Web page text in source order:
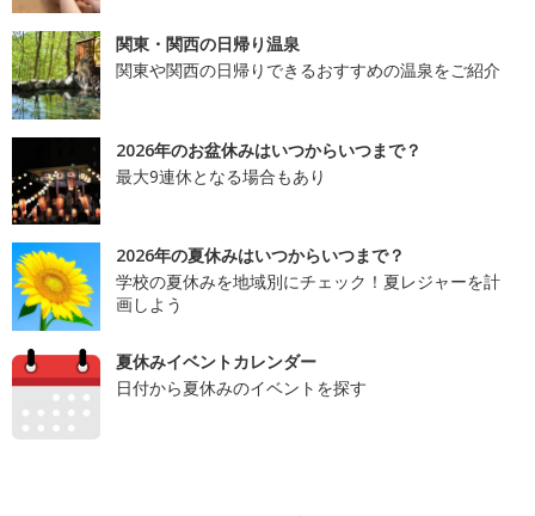
関東・関西の日帰り温泉
関東や関西の日帰りできるおすすめの温泉をご紹介
2026年のお盆休みはいつからいつまで？
最大9連休となる場合もあり
2026年の夏休みはいつからいつまで？
学校の夏休みを地域別にチェック！夏レジャーを計
画しよう
夏休みイベントカレンダー
日付から夏休みのイベントを探す